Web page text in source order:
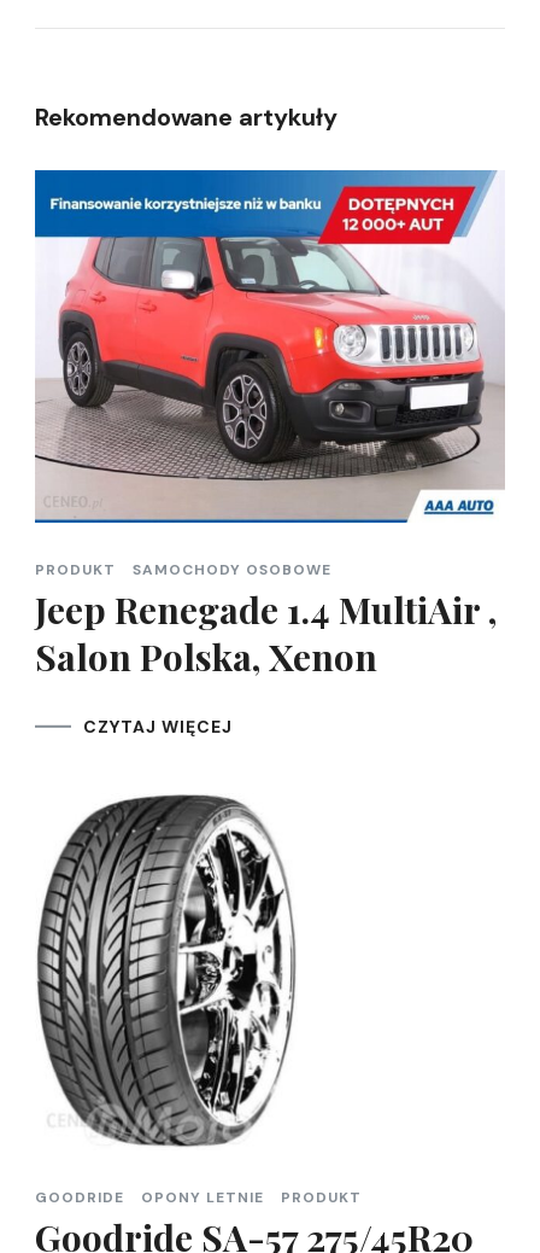
Rekomendowane artykuły
PRODUKT SAMOCHODY OSOBOWE
Jeep Renegade 1.4 MultiAir ,
Salon Polska, Xenon
CZYTAJ WIĘCEJ
GOODRIDE OPONY LETNIE PRODUKT
Goodride SA-57 275/45R20